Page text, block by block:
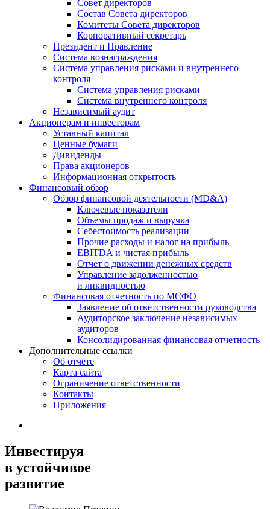
Совет директоров
Состав Совета директоров
Комитеты Совета директоров
Корпоративный секретарь
Президент и Правление
Система вознаграждения
Система управления рисками и внутреннего
контроля
Система управления рисками
Система внутреннего контроля
Независимый аудит
Акционерам и инвесторам
Уставный капитал
Ценные бумаги
Дивиденды
Права акционеров
Информационная открытость
Финансовый обзор
Обзор финансовой деятельности (MD&A)
Ключевые показатели
Объемы продаж и выручка
Себестоимость реализации
Прочие расходы и налог на прибыль
EBITDA и чистая прибыль
Отчет о движении денежных средств
Управление задолженностью
и ликвидностью
Финансовая отчетность по МСФО
Заявление об ответственности руководства
Аудиторское заключение независимых
аудиторов
Консолидированная финансовая отчетность
Дополнительные ссылки
Об отчете
Карта сайта
Ограничение ответственности
Контакты
Приложения
Инвестируя
в устойчивое
развитие